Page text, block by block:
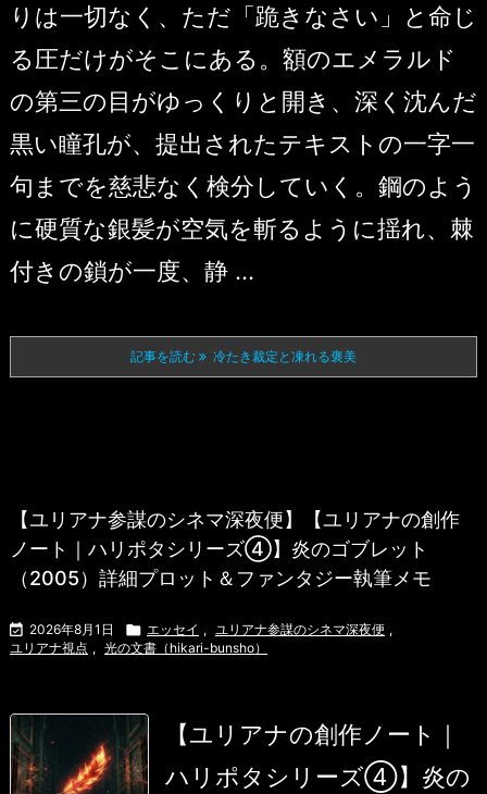
りは一切なく、ただ「跪きなさい」と命じ
る圧だけがそこにある。額のエメラルド
の第三の目がゆっくりと開き、深く沈んだ
黒い瞳孔が、提出されたテキストの一字一
句までを慈悲なく検分していく。鋼のよう
に硬質な銀髪が空気を斬るように揺れ、棘
付きの鎖が一度、静 ...
記事を読む 冷たき裁定と凍れる褒美
【ユリアナ参謀のシネマ深夜便】【ユリアナの創作
ノート｜ハリポタシリーズ④】炎のゴブレット
（2005）詳細プロット＆ファンタジー執筆メモ
 2026年8月1日  エッセイ , ユリアナ参謀のシネマ深夜便 ,
ユリアナ視点 , 光の文書（hikari-bunsho）
【ユリアナの創作ノート｜
ハリポタシリーズ④】炎の